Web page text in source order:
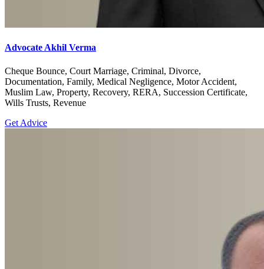
Advocate Akhil Verma
Cheque Bounce, Court Marriage, Criminal, Divorce,
Documentation, Family, Medical Negligence, Motor Accident,
Muslim Law, Property, Recovery, RERA, Succession Certificate,
Wills Trusts, Revenue
Get Advice